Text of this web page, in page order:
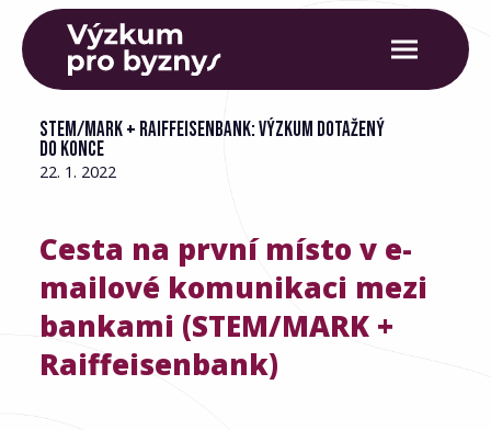
STEM/MARK + RAIFFEISENBANK: VÝZKUM DOTAŽENÝ
DO KONCE
22. 1. 2022
Cesta na první místo v e-
mailové komunikaci mezi
bankami (STEM/MARK +
Raiffeisenbank)